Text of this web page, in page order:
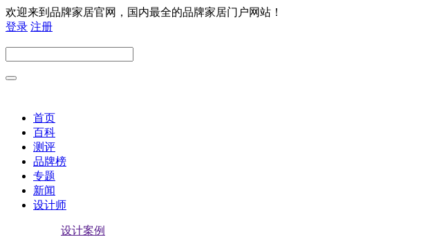
欢迎来到品牌家居官网，国内最全的品牌家居门户网站！
登录 注册
首页
百科
测评
品牌榜
专题
新闻
设计师
设计案例